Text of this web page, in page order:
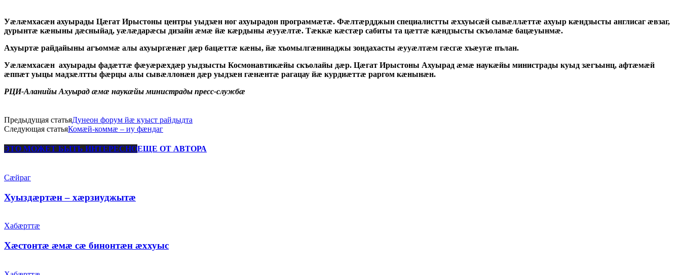
Уæлæмхасæн ахуырады Цæгат Ирыстоны центры уыдзæн ног ахуырадон программæтæ. Фæлтæрдджын специалистты æххуысæй сывæллæттæ ахуыр кæндзысты англисаг æвзаг,
дурынтæ кæныны дæсныйад, уæлæдарæсы дизайн æмæ йæ кæрдыны æууæлтæ. Тæккæ кæстæр сабиты та цæттæ кæндзысты скъоламæ бацæуынмæ.
Ахуыртæ райдайыны агъоммæ алы ахуыргæнæг дæр бацæттæ кæны, йæ хъомылгæнинаджы зондахасты æууæлтæм гæсгæ хъæугæ пълан.
Уæлæмхасæн ахуырады фадæттæ фæуæрæхдæр уыдзысты Космонавтикæйы скъолайы дæр. Цæгат Ирыстоны Ахуырад æмæ наукæйы министрады куыд зæгъынц, афтæмæй
æппæт уыцы мадзæлтты фæрцы алы сывæллонæн дæр уыдзæн гæнæнтæ рагацау йæ курдиæттæ раргом кæнынæн.
РЦИ-Аланийы Ахуырад æмæ наукæйы министрады пресс-службæ
Предыдущая статьяДунеон форум йæ куыст райдыдта
Следующая статьяКомæй-коммæ – иу фæндаг
ЭТО МОЖЕТ БЫТЬ ИНТЕРЕСНОЕЩЕ ОТ АВТОРА
Сæйраг
Хуыздæртæн – хæрзиуджытæ
Хабæрттæ
Хæстонтæ æмæ сæ бинонтæн æххуыс